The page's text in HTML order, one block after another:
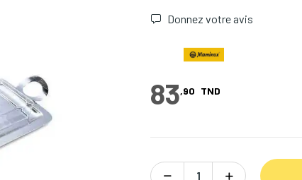
Donnez votre avis
83,90 TND